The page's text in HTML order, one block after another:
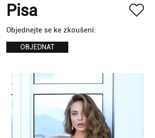
Pisa
Objednejte se ke zkoušení:
OBJEDNAT